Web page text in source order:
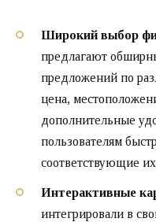
Широкий выбор
предлагают
предложений по
цена,
дополнительные
пользователям
соответствующие
Интерактивные
интегрировали в